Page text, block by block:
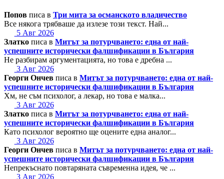
Попов писа в Три мита за османското владичество
Все някога трябваше да излезе този текст. Най...
5 Авг 2026
Златко писа в Митът за потурчването: една от най-
успешните исторически фалшификации в България
Не разбирам аргументацията, но това е дребна ...
3 Авг 2026
Георги Ончев писа в Митът за потурчването: една от най-
успешните исторически фалшификации в България
Хм, не съм психолог, а лекар, но това е малка...
3 Авг 2026
Златко писа в Митът за потурчването: една от най-
успешните исторически фалшификации в България
Като психолог вероятно ще оцените една аналог...
3 Авг 2026
Георги Ончев писа в Митът за потурчването: една от най-
успешните исторически фалшификации в България
Непрекъснато повтаряната съвременна идея, че ...
3 Авг 2026